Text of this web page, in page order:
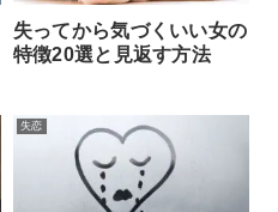
失ってから気づくいい女の
特徴20選と見返す方法
失恋